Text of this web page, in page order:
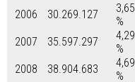
2006
30.269.127
3,65
%
2007
35.597.297
4,29
%
2008
38.904.683
4,69
%